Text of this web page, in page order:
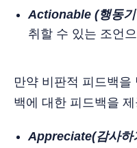
Actionable (행동
취할 수 있는 조언
만약 비판적 피드백을
백에 대한 피드백을
Appreciate(감사하